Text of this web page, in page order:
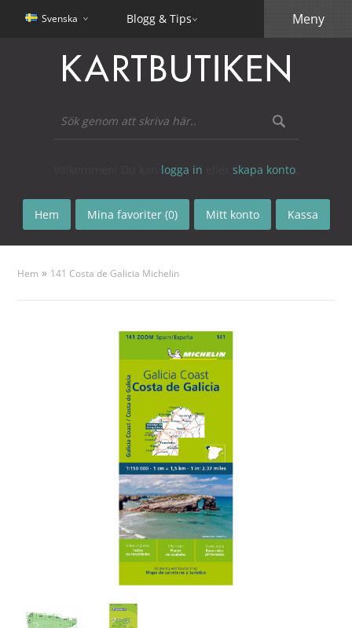
Svenska Blogg & Tips
logga in skapa konto
Hem Mina favoriter (0) Mitt konto Kassa
Meny
Hem » 141 Costa de Galicia Michelin